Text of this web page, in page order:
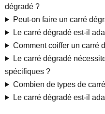
dégradé ?
Peut-on faire un carré
Le carré dégradé est-il
Comment coiffer un carré
Le carré dégradé
spécifiques ?
Combien de types de
Le carré dégradé est-il